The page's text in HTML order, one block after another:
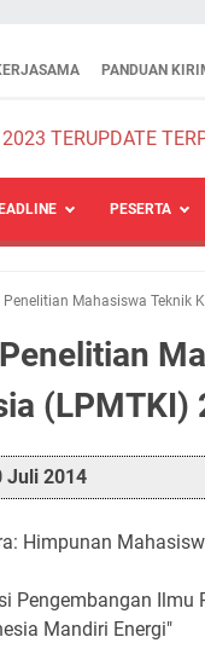
PANDUAN
PESERTA
Penelitian Mahasiswa Teknik
(LPMTKI)
Juli 2014
Himpunan
Pengembangan Ilmu
Mandiri Energi"